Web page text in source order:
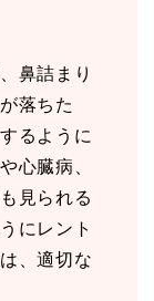
鼻詰まり
落ちた
るように
心臓病、
見られる
にレント
、適切な